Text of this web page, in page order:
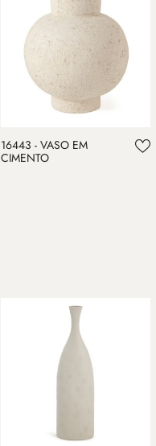
16443 - VASO EM
CIMENTO